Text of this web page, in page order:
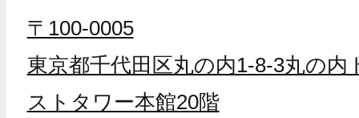
〒100-0005
東京都千代田区丸の内1-8-3丸の内
ストタワー本館20階